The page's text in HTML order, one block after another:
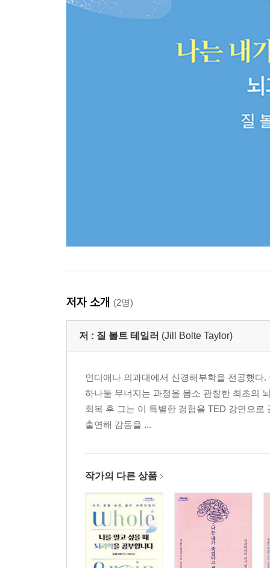
저자 소개 (2명)
저 : 질 볼트 테일러 (Jill Bolte Taylor)
인디애나 의과대에서 신경해부학을 전공했다
하나둘 무너지는 과정을 몸소 관찰한 최초의
회복 후 그는 이 특별한 경험을 TED 강연으
출연해 감동을 ...
작가의 다른 상품